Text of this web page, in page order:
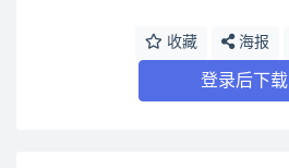
收藏 海报
登录后下载